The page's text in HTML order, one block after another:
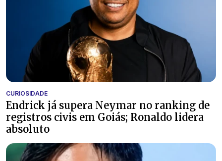
CURIOSIDADE
Endrick já supera Neymar no ranking de
registros civis em Goiás; Ronaldo lidera
absoluto